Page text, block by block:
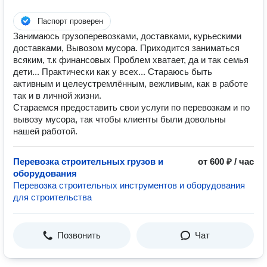
Паспорт проверен
Занимаюсь грузоперевозками, доставками, курьескими
доставками, Вывозом мусора. Приходится заниматься
всяким, т.к финансовых Проблем хватает, да и так семья
дети... Практически как у всех... Стараюсь быть
активным и целеустремлённым, вежливым, как в работе
так и в личной жизни.
Стараемся предоставить свои услуги по перевозкам и по
вывозу мусора, так чтобы клиенты были довольны
нашей работой.
Перевозка строительных грузов и
оборудования
от 600 ₽ / час
Перевозка строительных инструментов и оборудования
для строительства
Позвонить Чат